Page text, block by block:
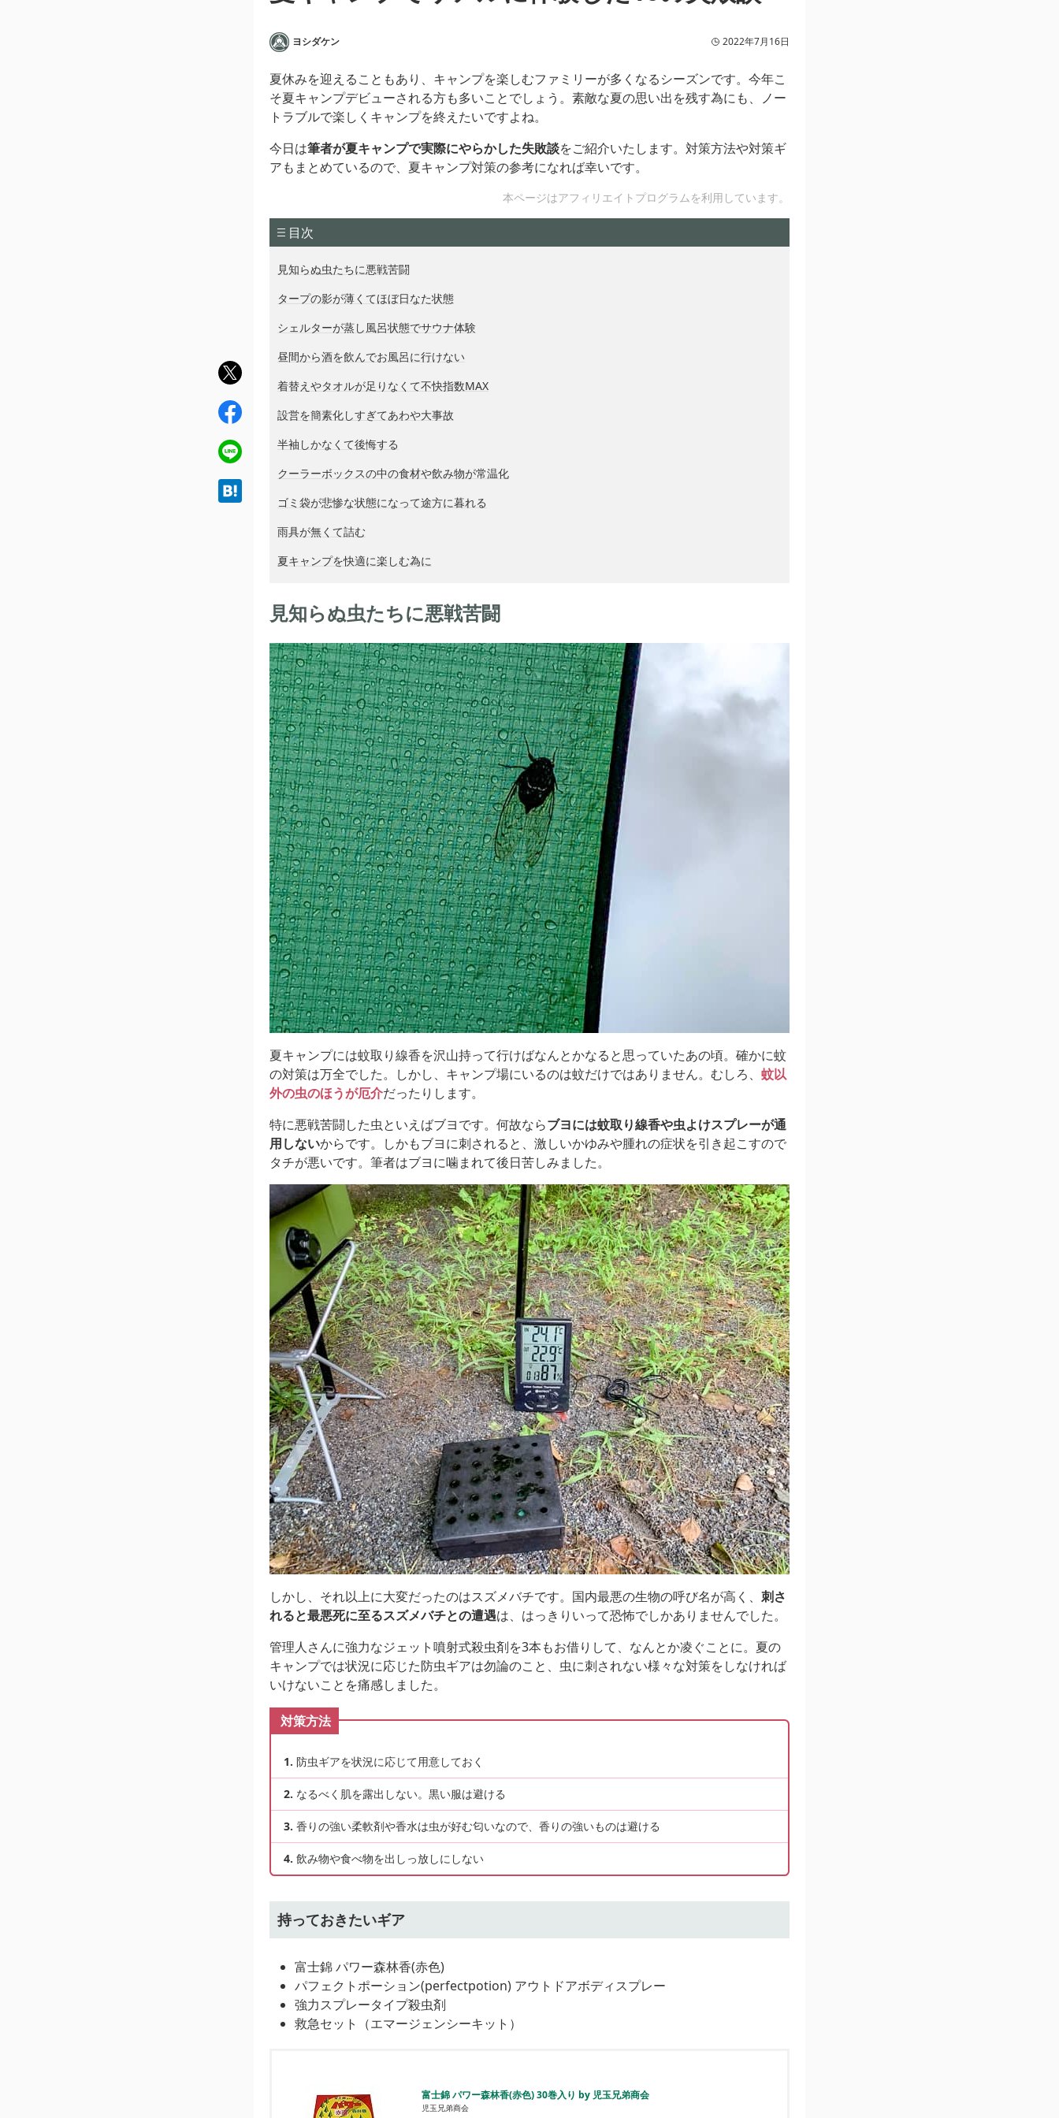
ヨシダケン 2022年7月16日
夏休みを迎えることもあり、キャンプを楽しむファミリーが多くなるシーズンです。今年こ
そ夏キャンプデビューされる方も多いことでしょう。素敵な夏の思い出を残す為にも、ノー
トラブルで楽しくキャンプを終えたいですよね。
今日は筆者が夏キャンプで実際にやらかした失敗談をご紹介いたします。対策方法や対策ギ
アもまとめているので、夏キャンプ対策の参考になれば幸いです。
本ページはアフィリエイトプログラムを利用しています。
目次
見知らぬ虫たちに悪戦苦闘
タープの影が薄くてほぼ日なた状態
シェルターが蒸し風呂状態でサウナ体験
昼間から酒を飲んでお風呂に行けない
着替えやタオルが足りなくて不快指数MAX
設営を簡素化しすぎてあわや大事故
半袖しかなくて後悔する
クーラーボックスの中の食材や飲み物が常温化
ゴミ袋が悲惨な状態になって途方に暮れる
雨具が無くて詰む
夏キャンプを快適に楽しむ為に
見知らぬ虫たちに悪戦苦闘
夏キャンプには蚊取り線香を沢山持って行けばなんとかなると思っていたあの頃。確かに蚊
の対策は万全でした。しかし、キャンプ場にいるのは蚊だけではありません。むしろ、 蚊以
外の虫のほうが厄介だったりします。
特に悪戦苦闘した虫といえばブヨです。何故ならブヨには蚊取り線香や虫よけスプレーが通
用しないからです。しかもブヨに刺されると、激しいかゆみや腫れの症状を引き起こすので
タチが悪いです。筆者はブヨに噛まれて後日苦しみました。
しかし、それ以上に大変だったのはスズメバチです。国内最悪の生物の呼び名が高く、 刺さ
れると最悪死に至るスズメバチとの遭遇は、はっきりいって恐怖でしかありませんでした。
管理人さんに強力なジェット噴射式殺虫剤を3本もお借りして、なんとか凌ぐことに。夏の
キャンプでは状況に応じた防虫ギアは勿論のこと、虫に刺されない様々な対策をしなければ
いけないことを痛感しました。
対策方法
防虫ギアを状況に応じて用意しておく
なるべく肌を露出しない。黒い服は避ける
香りの強い柔軟剤や香水は虫が好む匂いなので、香りの強いものは避ける
飲み物や食べ物を出しっ放しにしない
持っておきたいギア
富士錦 パワー森林香(赤色)
パフェクトポーション(perfectpotion) アウトドアボディスプレー
強力スプレータイプ殺虫剤
救急セット（エマージェンシーキット）
富士錦 パワー森林香(赤色) 30巻入り by 児玉兄弟商会
児玉兄弟商会
twit
ter
fac
ebo
ok
line
hat
ena